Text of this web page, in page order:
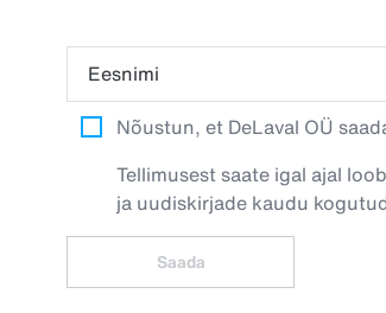
Eesnimi
Nõustun, et DeLaval OÜ
Tellimusest saate igal ajal
ja uudiskirjade kaudu
Saada